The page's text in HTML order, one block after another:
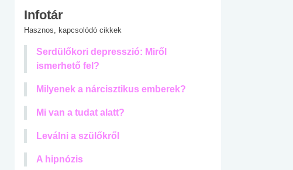
Infotár
Hasznos, kapcsolódó cikkek
Serdülőkori depresszió: Miről
ismerhető fel?
Milyenek a nárcisztikus emberek?
Mi van a tudat alatt?
Leválni a szülőkről
A hipnózis